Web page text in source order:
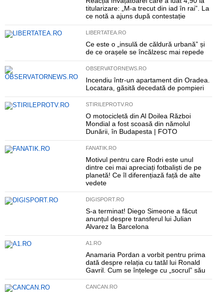
titularizare: „M-a trecut din iad în rai”. La
ce notă a ajuns după contestație
LIBERTATEA.RO
Ce este o „insulă de căldură urbană” și
de ce orașele se încălzesc mai repede
OBSERVATORNEWS.RO
Incendiu într-un apartament din Oradea.
Locatara, găsită decedată de pompieri
STIRILEPROTV.RO
O motocicletă din Al Doilea Război
Mondial a fost scoasă din nămolul
Dunării, în Budapesta | FOTO
FANATIK.RO
Motivul pentru care Rodri este unul
dintre cei mai apreciați fotbaliști de pe
planetă! Ce îl diferențiază față de alte
vedete
DIGISPORT.RO
S-a terminat! Diego Simeone a făcut
anunțul despre transferul lui Julian
Alvarez la Barcelona
A1.RO
Anamaria Pordan a vorbit pentru prima
dată despre relația cu tatăl lui Ronald
Gavril. Cum se înțelege cu „socrul” său
CANCAN.RO